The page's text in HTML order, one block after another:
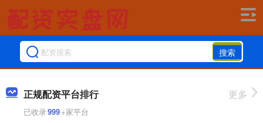
搜索
正规配资平台排行
已收录999+家平台
更多